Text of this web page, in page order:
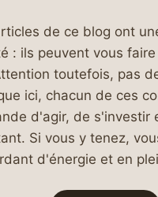
de ce blog ont
: ils peuvent vous
toutefois, pas
ici, chacun de ces
d'agir, de s'investir
Si vous y tenez,
d'énergie et en